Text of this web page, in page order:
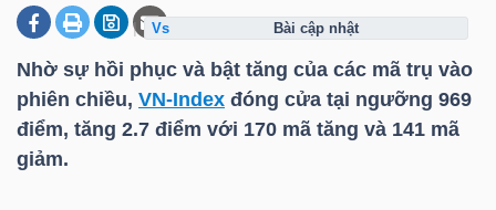
bài cập nhật
Nhờ sự hồi phục và bật tăng của các mã trụ vào
phiên chiều, VN-Index đóng cửa tại ngưỡng 969
điểm, tăng 2.7 điểm với 170 mã tăng và 141 mã
giảm.
DOANH
NGHIỆP
BẤT